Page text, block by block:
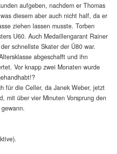
aufgeben, nachdem er Thomas
diesem aber auch nicht half, da er
ziehen lassen musste. Torben
U60. Auch Medaillengarant Rainer
schnellste Skater der Ü80 war.
abgeschafft und ihn
Vor knapp zwei Monaten wurde
für die Celler, da Janek Weber, jetzt
mit über vier Minuten Vorsprung den